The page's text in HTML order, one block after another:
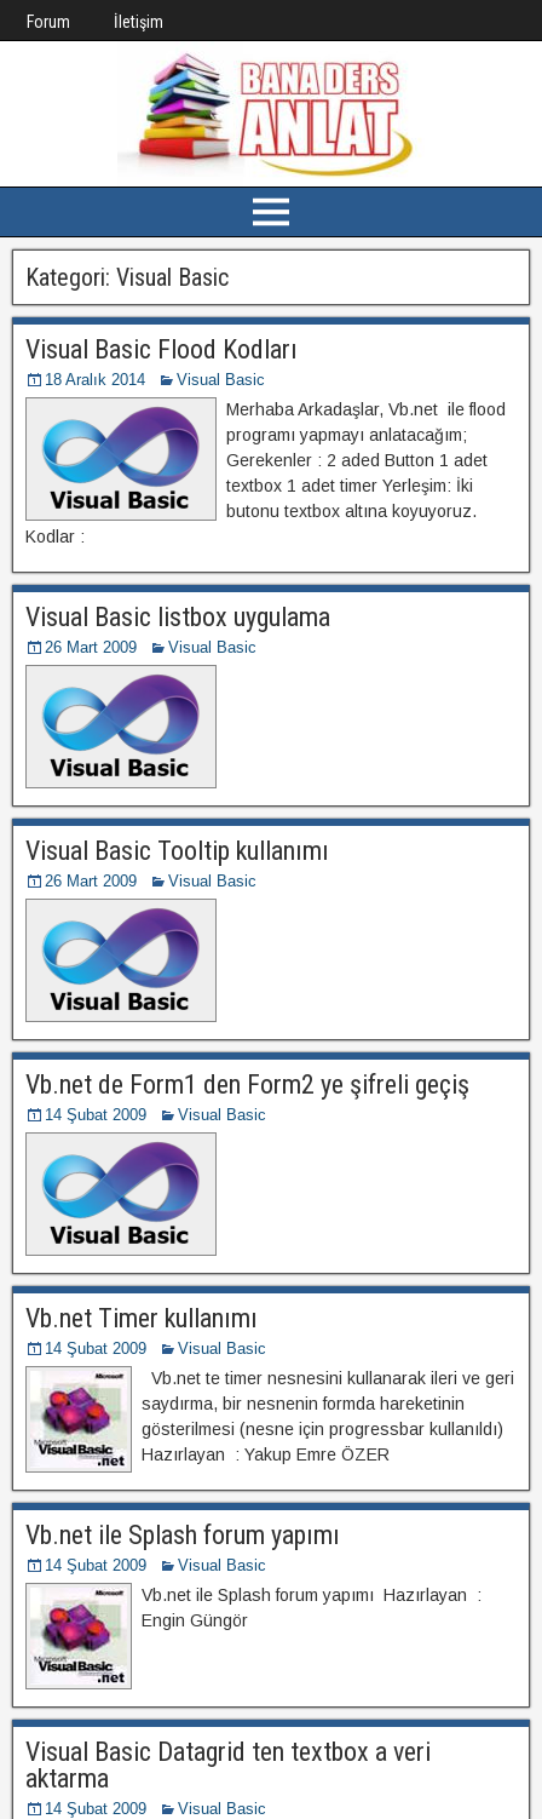
Forum İletişim
Kategori: Visual Basic
Visual Basic Flood Kodları
18 Aralık 2014 Visual Basic
Merhaba Arkadaşlar, Vb.net ile flood
programı yapmayı anlatacağım;
Gerekenler : 2 aded Button 1 adet
textbox 1 adet timer Yerleşim: İki
butonu textbox altına koyuyoruz.
Kodlar :
Visual Basic listbox uygulama
26 Mart 2009 Visual Basic
Visual Basic Tooltip kullanımı
26 Mart 2009 Visual Basic
Vb.net de Form1 den Form2 ye şifreli geçiş
14 Şubat 2009 Visual Basic
Vb.net Timer kullanımı
14 Şubat 2009 Visual Basic
Vb.net te timer nesnesini kullanarak ileri ve geri
saydırma, bir nesnenin formda hareketinin
gösterilmesi (nesne için progressbar kullanıldı)
Hazırlayan : Yakup Emre ÖZER
Vb.net ile Splash forum yapımı
14 Şubat 2009 Visual Basic
Vb.net ile Splash forum yapımı Hazırlayan :
Engin Güngör
Visual Basic Datagrid ten textbox a veri
aktarma
14 Şubat 2009 Visual Basic